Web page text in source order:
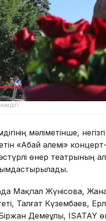
мәліметінше,
«Абай әлемі»
өнер театрының
Мақпал Жүнісова,
Талғат Күзембаев,
Демеұлы, ISATAY